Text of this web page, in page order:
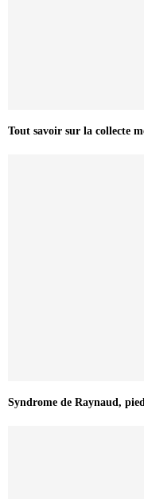
Tout savoir sur la collecte
Syndrome de Raynaud,